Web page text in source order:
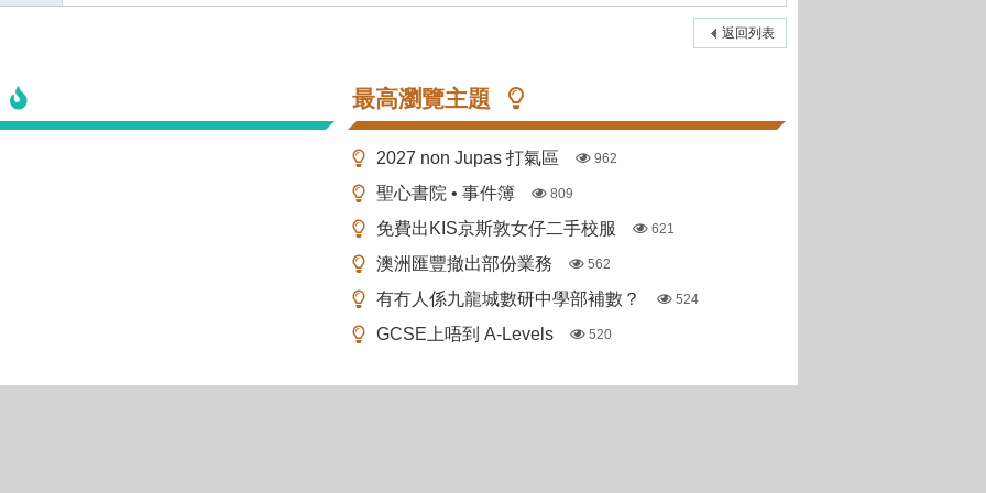
返回列表
最高瀏覽主題
2027 non Jupas 打氣區 962
聖心書院 • 事件簿 809
免費出KIS京斯敦女仔二手校服 621
澳洲匯豐撤出部份業務 562
有冇人係九龍城數研中學部補數？ 524
GCSE上唔到 A-Levels 520